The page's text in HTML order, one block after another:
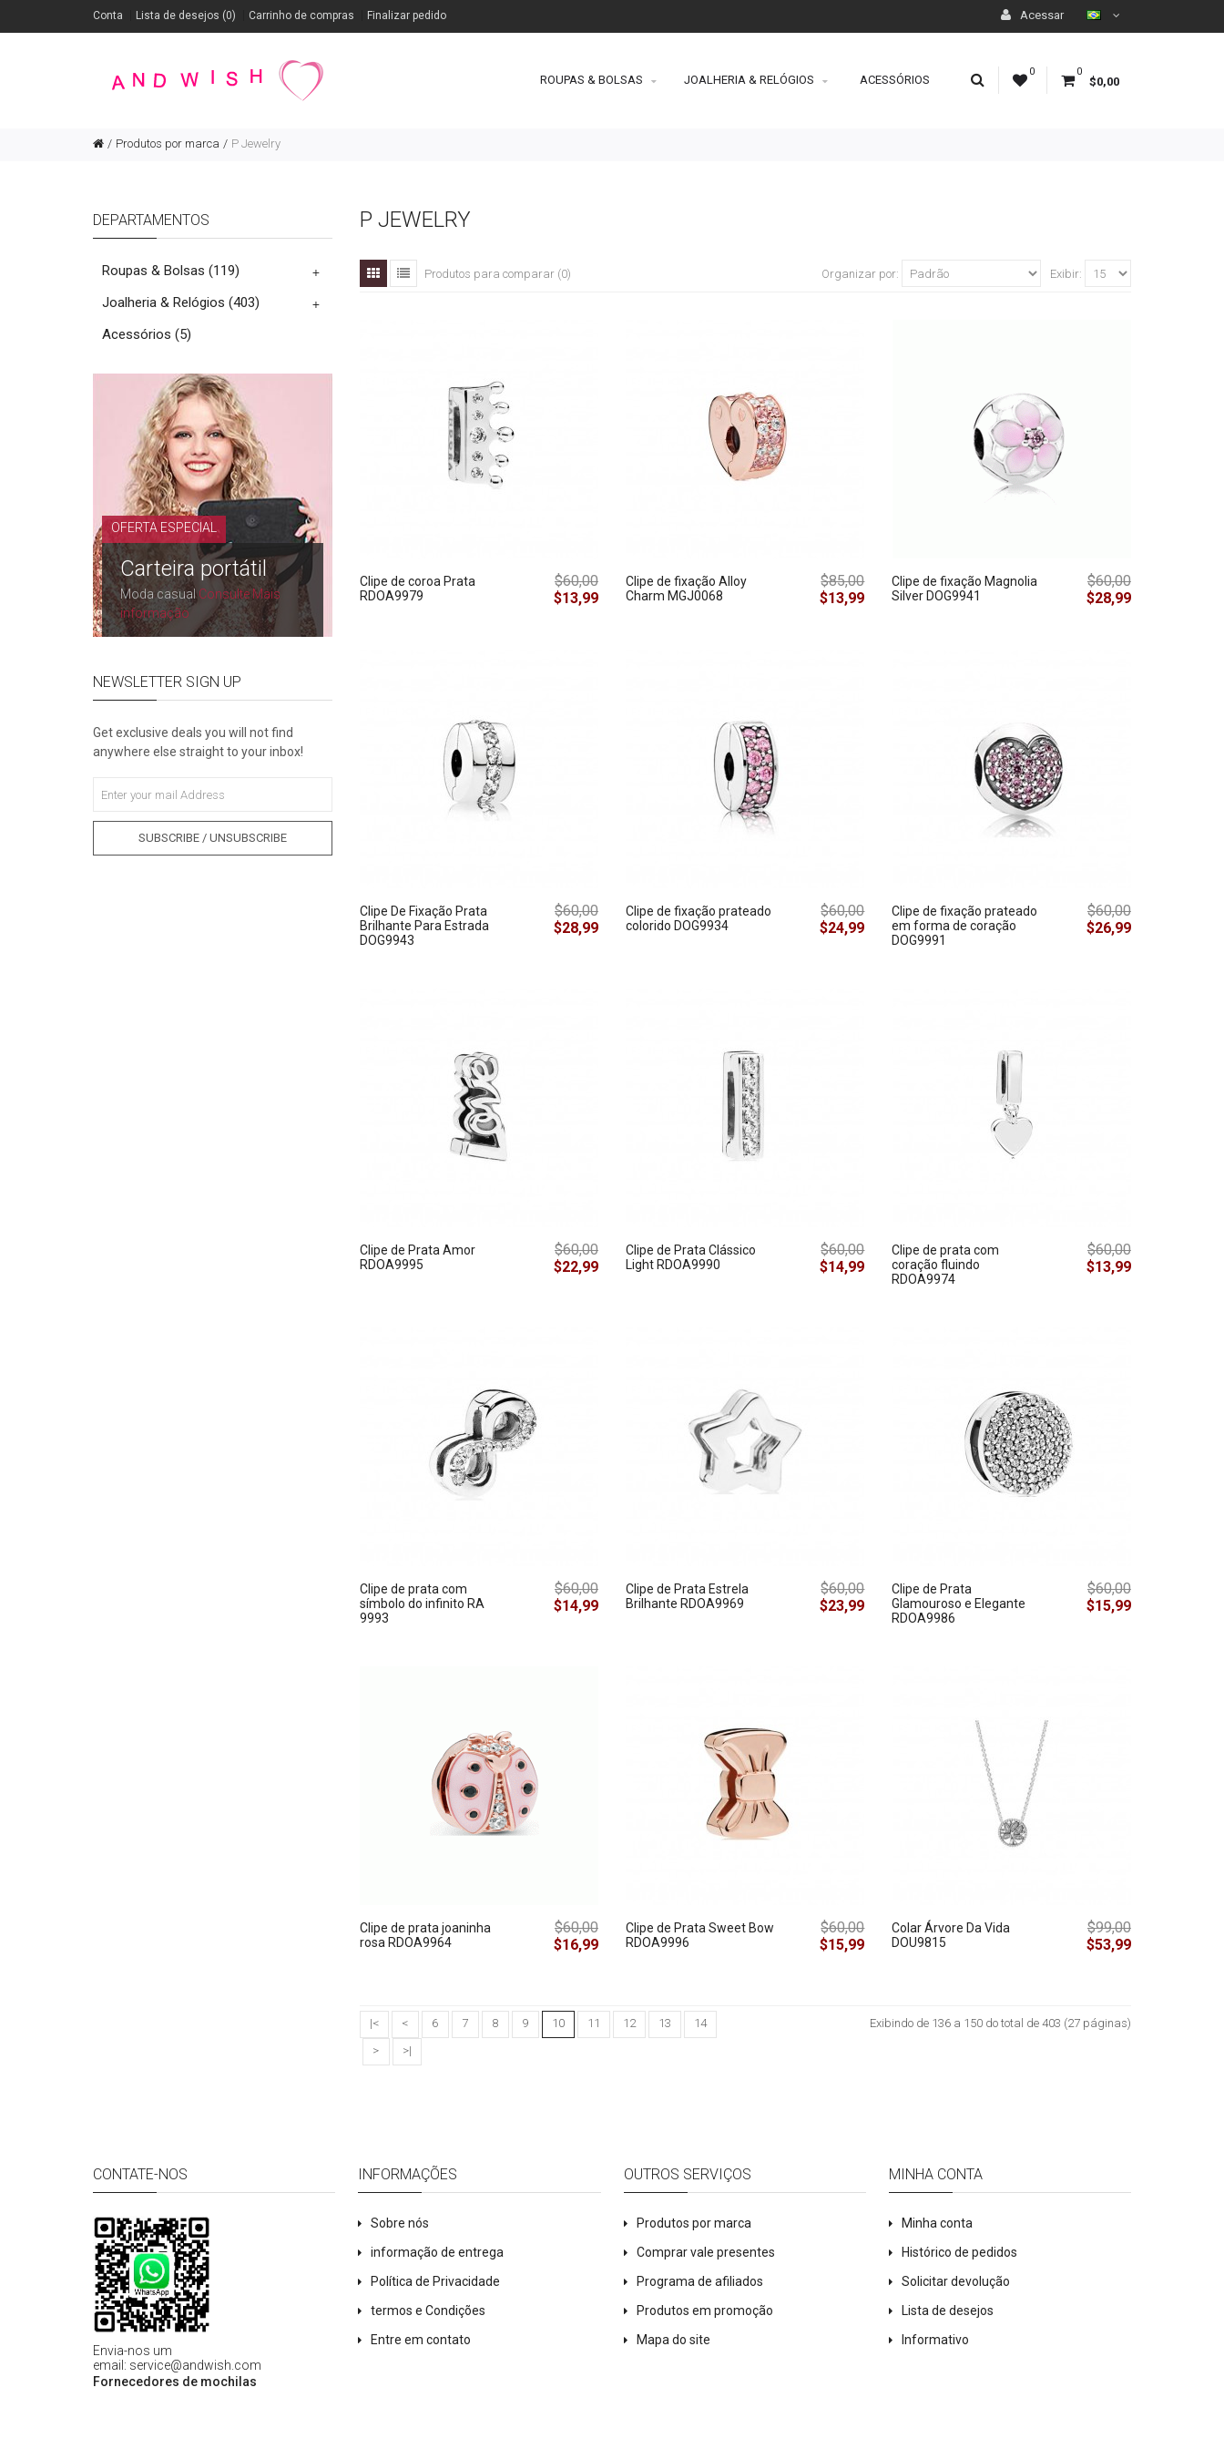
Acessar
Conta Lista de desejos (0) Carrinho de compras Finalizar pedido
0 0
$0,00
ROUPAS & BOLSAS JOALHERIA & RELÓGIOS ACESSÓRIOS
Produtos por marca P Jewelry
DEPARTAMENTOS
Roupas & Bolsas (119) +
Joalheria & Relógios (403) +
Acessórios (5)
OFERTA ESPECIAL
Carteira portátil
Moda casualConsulte Mais
informação
NEWSLETTER SIGN UP
Get exclusive deals you will not find
anywhere else straight to your inbox!
SUBSCRIBE / UNSUBSCRIBE
P JEWELRY
Exibir:
Organizar por:
Produtos para comparar (0)
Clipe de coroa Prata
RDOA9979
$60,00
$13,99
Clipe de fixação Alloy
Charm MGJ0068
$85,00
$13,99
Clipe de fixação Magnolia
Silver DOG9941
$60,00
$28,99
Clipe De Fixação Prata
Brilhante Para Estrada
DOG9943
$60,00
$28,99
Clipe de fixação prateado
colorido DOG9934
$60,00
$24,99
Clipe de fixação prateado
em forma de coração
DOG9991
$60,00
$26,99
Clipe de Prata Amor
RDOA9995
$60,00
$22,99
Clipe de Prata Clássico
Light RDOA9990
$60,00
$14,99
Clipe de prata com
coração fluindo
RDOA9974
$60,00
$13,99
Clipe de prata com
símbolo do infinito RA
9993
$60,00
$14,99
Clipe de Prata Estrela
Brilhante RDOA9969
$60,00
$23,99
Clipe de Prata
Glamouroso e Elegante
RDOA9986
$60,00
$15,99
Clipe de prata joaninha
rosa RDOA9964
$60,00
$16,99
Clipe de Prata Sweet Bow
RDOA9996
$60,00
$15,99
Colar Árvore Da Vida
DOU9815
$99,00
$53,99
|< < 6 7 8 9 10 11 12 13
14
>
>|
Exibindo de 136 a 150 do total de 403 (27 páginas)
CONTATE-NOS
Envia-nos um
email : service@andwish.com
Fornecedores de mochilas
INFORMAÇÕES
Sobre nós
informação de entrega
Política de Privacidade
termos e Condições
Entre em contato
OUTROS SERVIÇOS
Produtos por marca
Comprar vale presentes
Programa de afiliados
Produtos em promoção
Mapa do site
MINHA CONTA
Minha conta
Histórico de pedidos
Solicitar devolução
Lista de desejos
Informativo